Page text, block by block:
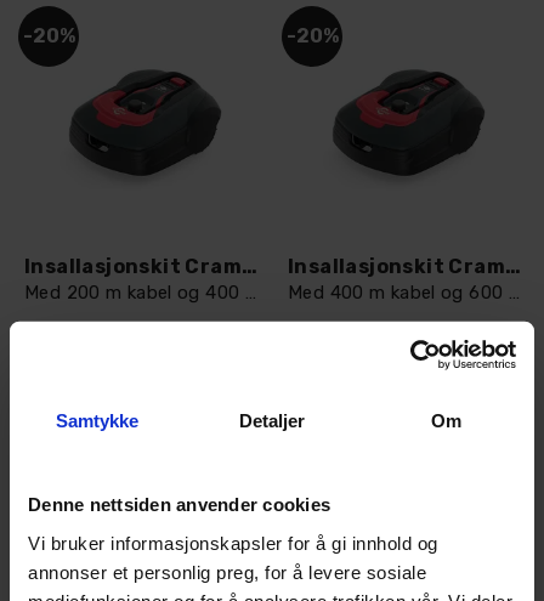
Samtykke Detaljer Om
Denne nettsiden anvender cookies
Vi bruker informasjonskapsler for å gi innhold og
annonser et personlig preg, for å levere sosiale
20%
Insallasjonskit Cramer Robot
Med 200 m kabel og 400 plugger
1 519,-
20%
Insallasjonskit Cramer Robot
Med 400 m kabel og 600 plugger
På lager
3 099,-